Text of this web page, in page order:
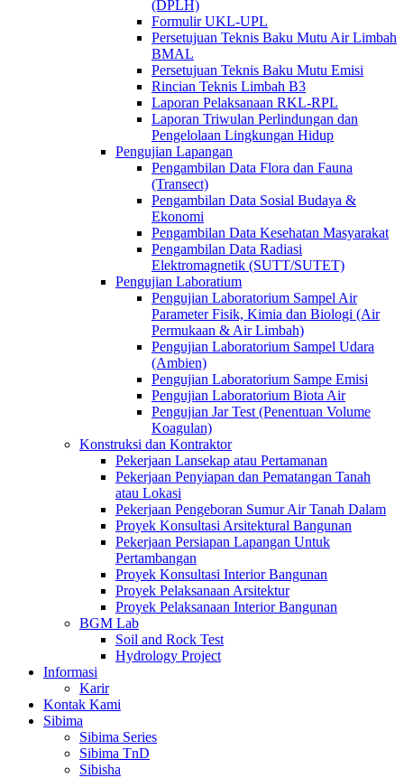
(DPLH)
Formulir UKL-UPL
Persetujuan Teknis Baku Mutu Air Limbah
BMAL
Persetujuan Teknis Baku Mutu Emisi
Rincian Teknis Limbah B3
Laporan Pelaksanaan RKL-RPL
Laporan Triwulan Perlindungan dan
Pengelolaan Lingkungan Hidup
Pengujian Lapangan
Pengambilan Data Flora dan Fauna
(Transect)
Pengambilan Data Sosial Budaya &
Ekonomi
Pengambilan Data Kesehatan Masyarakat
Pengambilan Data Radiasi
Elektromagnetik (SUTT/SUTET)
Pengujian Laboratium
Pengujian Laboratorium Sampel Air
Parameter Fisik, Kimia dan Biologi (Air
Permukaan & Air Limbah)
Pengujian Laboratorium Sampel Udara
(Ambien)
Pengujian Laboratorium Sampe Emisi
Pengujian Laboratorium Biota Air
Pengujian Jar Test (Penentuan Volume
Koagulan)
Konstruksi dan Kontraktor
Pekerjaan Lansekap atau Pertamanan
Pekerjaan Penyiapan dan Pematangan Tanah
atau Lokasi
Pekerjaan Pengeboran Sumur Air Tanah Dalam
Proyek Konsultasi Arsitektural Bangunan
Pekerjaan Persiapan Lapangan Untuk
Pertambangan
Proyek Konsultasi Interior Bangunan
Proyek Pelaksanaan Arsitektur
Proyek Pelaksanaan Interior Bangunan
BGM Lab
Soil and Rock Test
Hydrology Project
Informasi
Karir
Kontak Kami
Sibima
Sibima Series
Sibima TnD
Sibisha